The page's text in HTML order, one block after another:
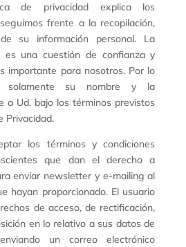
de privacidad explica los
frente a la recopilación,
su información personal. La
es una cuestión de confianza y
importante para nosotros. Por lo
solamente su nombre y la
a Ud. bajo los términos previstos
Privacidad.
los términos y condiciones
que dan el derecho a
enviar newsletter y e-mailing al
hayan proporcionado. El usuario
de acceso, de rectificación,
en lo relativo a sus datos de
un correo electrónico